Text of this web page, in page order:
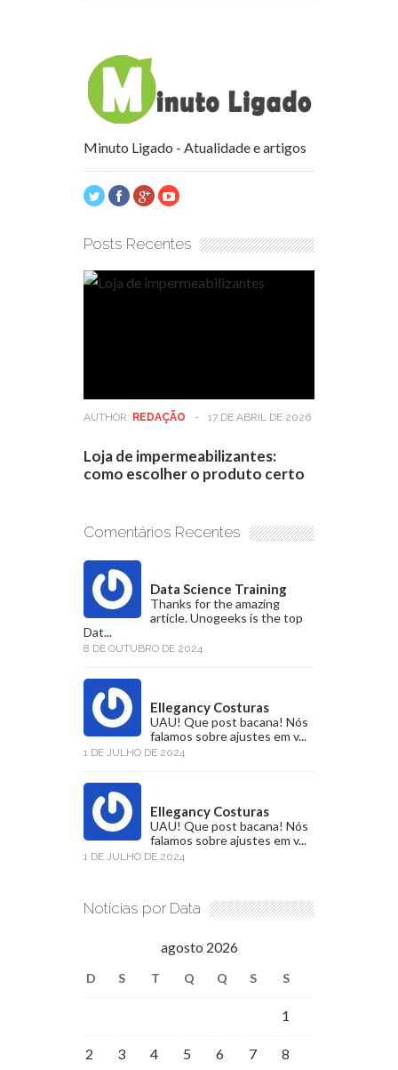
Minuto Ligado - Atualidade e artigos
Posts Recentes
AUTHOR: REDAÇÃO - 17 DE ABRIL DE 2026
Loja de impermeabilizantes:
como escolher o produto certo
Comentários Recentes
Data Science Training
Thanks for the amazing
article. Unogeeks is the top
Dat...
8 DE OUTUBRO DE 2024
Ellegancy Costuras
UAU! Que post bacana! Nós
falamos sobre ajustes em v...
1 DE JULHO DE 2024
Ellegancy Costuras
UAU! Que post bacana! Nós
falamos sobre ajustes em v...
1 DE JULHO DE 2024
Notícias por Data
agosto 2026
D S T Q Q S S
1
2 3 4 5 6 7 8